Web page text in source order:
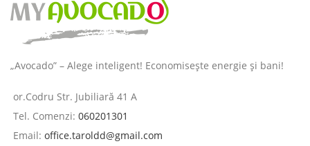
„Avocado” – Alege inteligent! Economisește energie și bani!
or.Codru Str. Jubiliară 41 A
Tel. Comenzi: 060201301
Email: office.taroldd@gmail.com